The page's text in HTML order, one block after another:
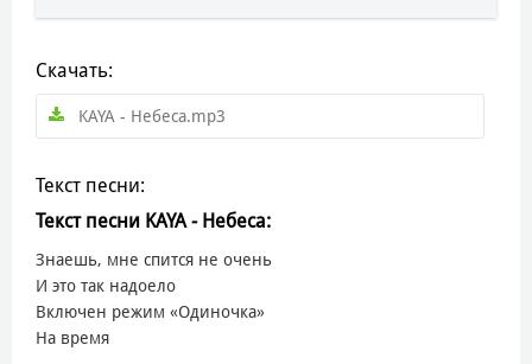
Скачать:
KAYA - Небеса.mp3
Текст песни:
Текст песни KAYA - Небеса:
Знаешь, мне спится не очень
И это так надоело
Включен режим «Одиночка»
На время